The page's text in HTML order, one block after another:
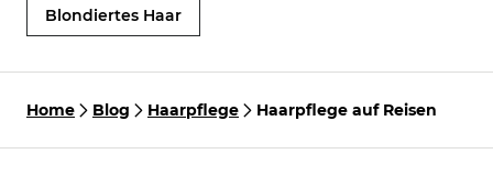
Blondiertes Haar
Home Blog Haarpflege Haarpflege auf Reisen